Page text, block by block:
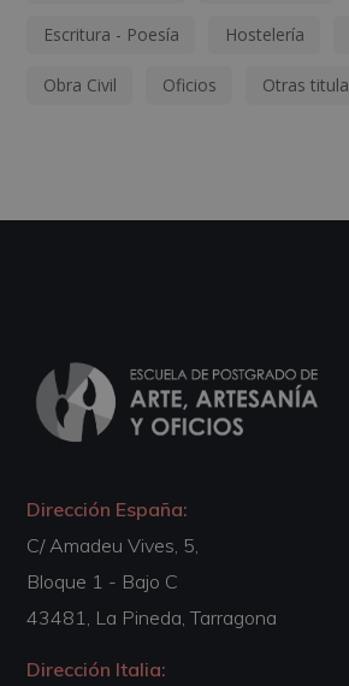
Escritura - Poesía Hostelería
Obra Civil Oficios Otras
Dirección España:
C/ Amadeu Vives, 5,
Bloque 1 - Bajo C
43481, La Pineda, Tarragona
Dirección Italia: